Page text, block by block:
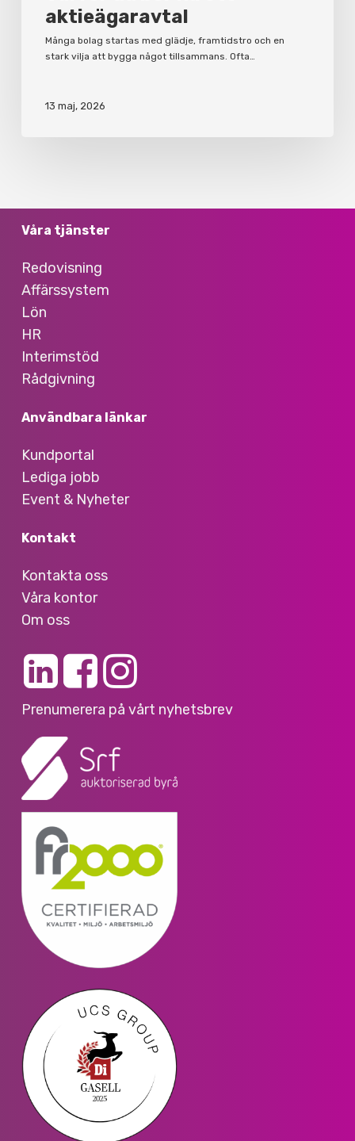
aktieägaravtal
Många bolag startas med glädje, framtidstro och en
stark vilja att bygga något tillsammans. Ofta…
13 maj, 2026
Våra tjänster
Redovisning
Affärssystem
Lön
HR
Interimstöd
Rådgivning
Användbara länkar
Kundportal
Lediga jobb
Event & Nyheter
Kontakt
Kontakta oss
Våra kontor
Om oss
Prenumerera på vårt nyhetsbrev